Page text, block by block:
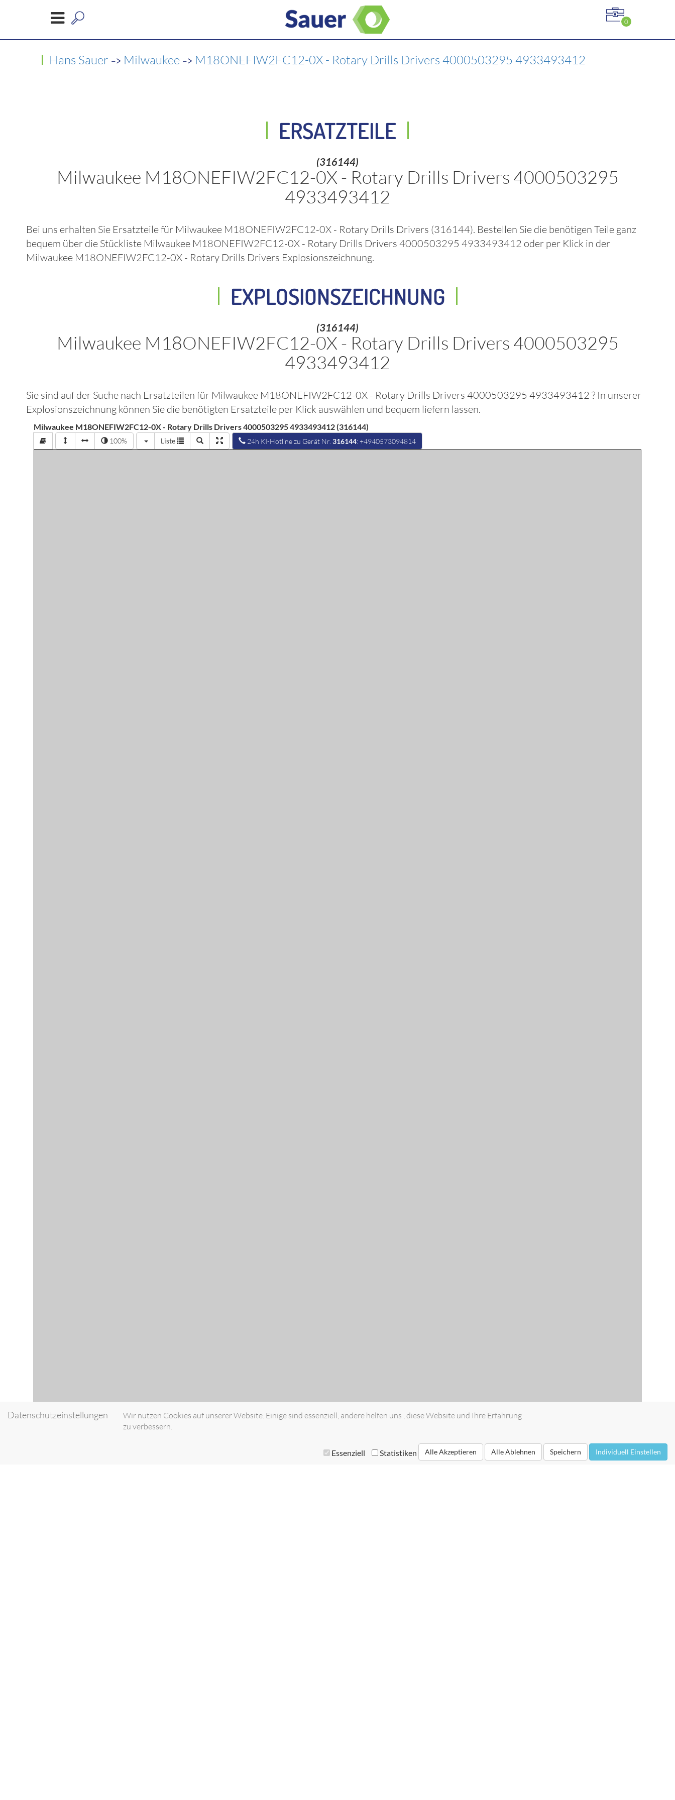
0
Hans Sauer -> Milwaukee -> M18ONEFIW2FC12-0X - Rotary Drills Drivers 4000503295 4933493412
ERSATZTEILE
(316144)
Milwaukee M18ONEFIW2FC12-0X - Rotary Drills Drivers 4000503295
4933493412
Bei uns erhalten Sie Ersatzteile für Milwaukee M18ONEFIW2FC12-0X - Rotary Drills Drivers (316144). Bestellen Sie die benötigen Teile ganz
bequem über die Stückliste Milwaukee M18ONEFIW2FC12-0X - Rotary Drills Drivers 4000503295 4933493412 oder per Klick in der
Milwaukee M18ONEFIW2FC12-0X - Rotary Drills Drivers Explosionszeichnung.
EXPLOSIONSZEICHNUNG
(316144)
Milwaukee M18ONEFIW2FC12-0X - Rotary Drills Drivers 4000503295
4933493412
Sie sind auf der Suche nach Ersatzteilen für Milwaukee M18ONEFIW2FC12-0X - Rotary Drills Drivers 4000503295 4933493412? In unserer
Explosionszeichnung können Sie die benötigten Ersatzteile per Klick auswählen und bequem liefern lassen.
Milwaukee M18ONEFIW2FC12-0X - Rotary Drills Drivers 4000503295 4933493412 (316144)
100% Liste 24h KI-Hotline zu Gerät Nr.316144: +4940573094814
Datenschutzeinstellungen
Wir nutzen Cookies auf unserer Website. Einige sind essenziell, andere helfen uns , diese Website und Ihre Erfahrung
zu verbessern.
Essenziell Statistiken Alle Akzeptieren Alle Ablehnen Speichern Individuell Einstellen